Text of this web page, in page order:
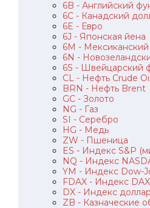
6B - Английский
6C - Канадский
6E - Евро
6J - Японская йена
6M -
6N -
6S - Швейцарский
CL - Нефть Crude Oil
BRN - Нефть Brent
GC - Золото
NG - Газ
SI - Серебро
HG - Медь
ZW - Пшеница
ES - Индекс S&P
NQ - Индекс
YM - Индекс Dow-
FDAX - Индекс
DX - Индекс
ZB - Казначеские